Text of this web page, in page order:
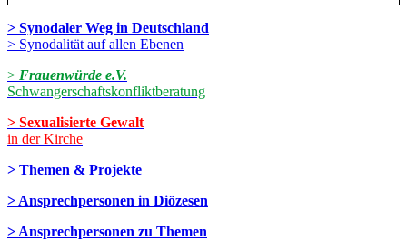
> Synodaler Weg in Deutschland
> Synodalität auf allen Ebenen
> Frauenwürde e.V.
Schwangerschaftskonfliktberatung
> Sexualisierte Gewalt
in der Kirche
> Themen & Projekte
> Ansprechpersonen in Diözesen
> Ansprechpersonen zu Themen